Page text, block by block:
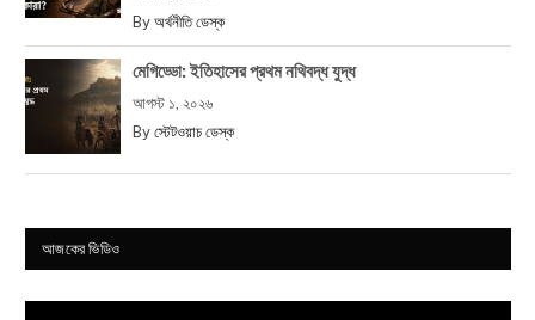
By অর্থনীতি ডেস্ক
মেগিড্ডো: ইতিহাসের প্রথম নথিবদ্ধ যুদ্ধ
আগস্ট ১, ২০২৬
By স্টেটওয়াচ ডেস্ক
আজকের ভিডিও